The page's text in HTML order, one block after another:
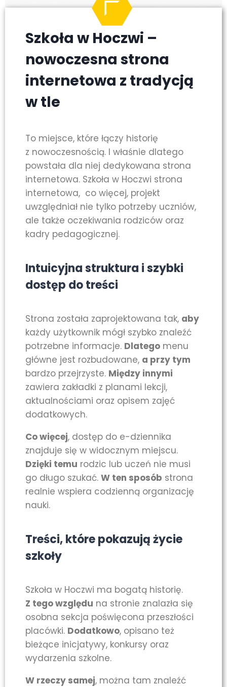
Szkoła w Hoczwi –
nowoczesna strona
internetowa z tradycją
w tle
To miejsce, które łączy historię
z nowoczesnością. I właśnie dlatego
powstała dla niej dedykowana strona
internetowa. Szkoła w Hoczwi strona
internetowa, co więcej, projekt
uwzględniał nie tylko potrzeby uczniów,
ale także oczekiwania rodziców oraz
kadry pedagogicznej.
Intuicyjna struktura i szybki
dostęp do treści
Strona została zaprojektowana tak, aby
każdy użytkownik mógł szybko znaleźć
potrzebne informacje. Dlatego menu
główne jest rozbudowane, a przy tym
bardzo przejrzyste. Między innymi
zawiera zakładki z planami lekcji,
aktualnościami oraz opisem zajęć
dodatkowych.
Co więcej, dostęp do e-dziennika
znajduje się w widocznym miejscu.
Dzięki temu rodzic lub uczeń nie musi
go długo szukać. W ten sposób strona
realnie wspiera codzienną organizację
nauki.
Treści, które pokazują życie
szkoły
Szkoła w Hoczwi ma bogatą historię.
Z tego względu na stronie znalazła się
osobna sekcja poświęcona przeszłości
placówki. Dodatkowo, opisano też
bieżące inicjatywy, konkursy oraz
wydarzenia szkolne.
W rzeczy samej, można tam znaleźć